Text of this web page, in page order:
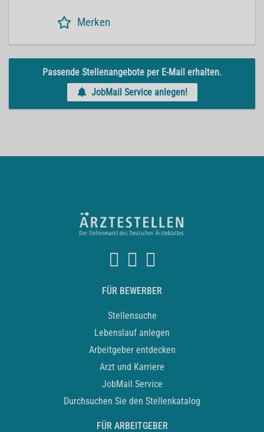
Merken
Passende Stellenangebote per E-Mail erhalten.
JobMail Service anlegen!
FÜR BEWERBER
Stellensuche
Lebenslauf anlegen
Arbeitgeber entdecken
Arzt und Karriere
JobMail Service
Durchsuchen Sie den Stellenkatalog
FÜR ARBEITGEBER